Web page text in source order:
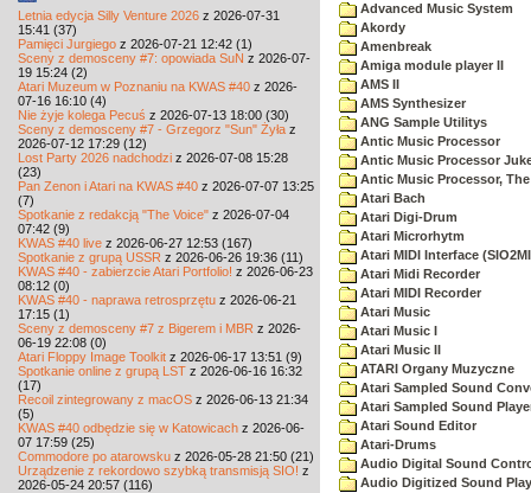
Letnia edycja Silly Venture 2026 z 2026-07-31
15:41 (37)
Pamięci Jurgiego z 2026-07-21 12:42 (1)
Sceny z demosceny #7: opowiada SuN z 2026-07-
19 15:24 (2)
Atari Muzeum w Poznaniu na KWAS #40 z 2026-
07-16 16:10 (4)
Nie żyje kolega Pecuś z 2026-07-13 18:00 (30)
Sceny z demosceny #7 - Grzegorz "Sun" Żyła z
2026-07-12 17:29 (12)
Lost Party 2026 nadchodzi z 2026-07-08 15:28
(23)
Pan Zenon i Atari na KWAS #40 z 2026-07-07 13:25
(7)
Spotkanie z redakcją "The Voice" z 2026-07-04
07:42 (9)
KWAS #40 live z 2026-06-27 12:53 (167)
Spotkanie z grupą USSR z 2026-06-26 19:36 (11)
KWAS #40 - zabierzcie Atari Portfolio! z 2026-06-23
08:12 (0)
KWAS #40 - naprawa retrosprzętu z 2026-06-21
17:15 (1)
Sceny z demosceny #7 z Bigerem i MBR z 2026-
06-19 22:08 (0)
Atari Floppy Image Toolkit z 2026-06-17 13:51 (9)
Spotkanie online z grupą LST z 2026-06-16 16:32
(17)
Recoil zintegrowany z macOS z 2026-06-13 21:34
(5)
KWAS #40 odbędzie się w Katowicach z 2026-06-
07 17:59 (25)
Commodore po atarowsku z 2026-05-28 21:50 (21)
Urządzenie z rekordowo szybką transmisją SIO! z
2026-05-24 20:57 (116)
Advanced Music System
Akordy
Amenbreak
Amiga module player II
AMS II
AMS Synthesizer
ANG Sample Utilitys
Antic Music Processor
Antic Music Processor
Antic Music Processor, The
Atari Bach
Atari Digi-Drum
Atari Microrhytm
Atari MIDI Interface
Atari Midi Recorder
Atari MIDI Recorder
Atari Music
Atari Music I
Atari Music II
ATARI Organy Muzyczne
Atari Sampled Sound
Atari Sampled Sound
Atari Sound Editor
Atari-Drums
Audio Digital Sound
Audio Digitized Sound